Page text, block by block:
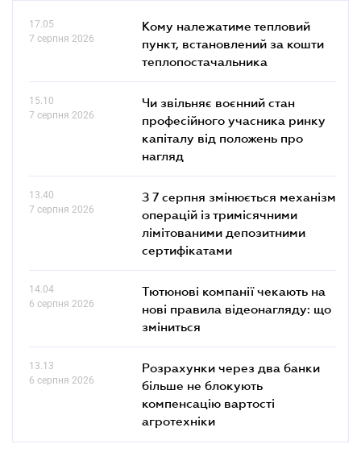
17.05
7 серпня 2026
Кому належатиме тепловий
пункт, встановлений за кошти
теплопостачальника
15.10
7 серпня 2026
Чи звільняє воєнний стан
професійного учасника ринку
капіталу від положень про
нагляд
13.40
7 серпня 2026
З 7 серпня змінюється механізм
операцій із тримісячними
лімітованими депозитними
сертифікатами
14.04
6 серпня 2026
Тютюнові компанії чекають на
нові правила відеонагляду: що
зміниться
13.13
6 серпня 2026
Розрахунки через два банки
більше не блокують
компенсацію вартості
агротехніки